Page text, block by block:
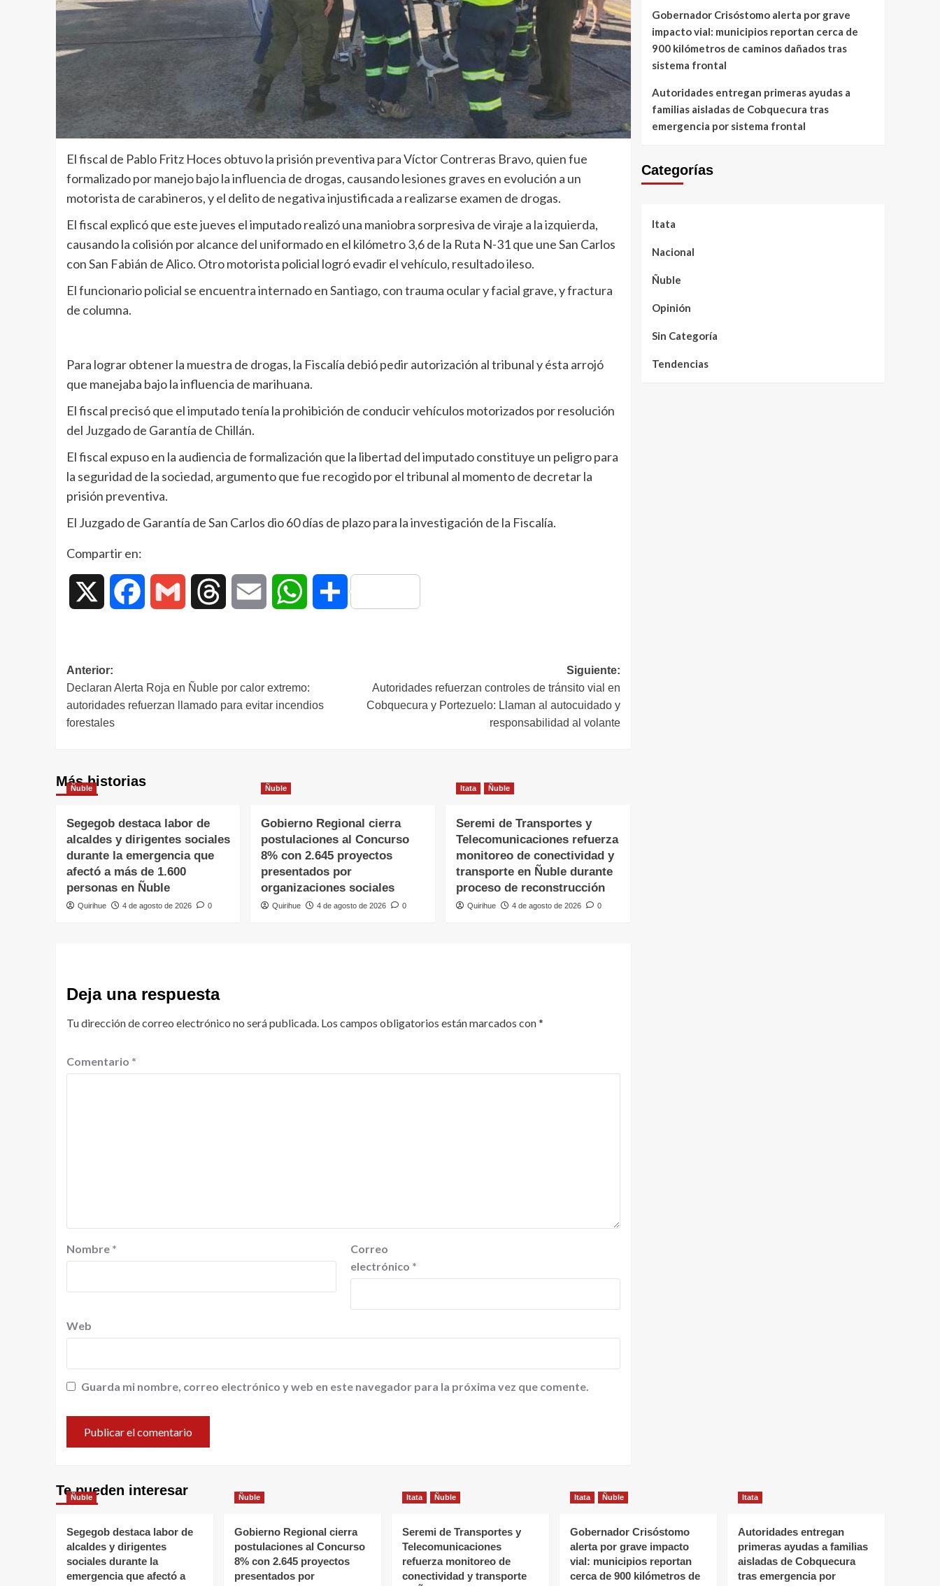
El fiscal de Pablo Fritz Hoces obtuvo la prisión preventiva para Víctor Contreras Bravo, quien fue
formalizado por manejo bajo la influencia de drogas, causando lesiones graves en evolución a un
motorista de carabineros, y el delito de negativa injustificada a realizarse examen de drogas.
El fiscal explicó que este jueves el imputado realizó una maniobra sorpresiva de viraje a la izquierda,
causando la colisión por alcance del uniformado en el kilómetro 3,6 de la Ruta N-31 que une San Carlos
con San Fabián de Alico. Otro motorista policial logró evadir el vehículo, resultado ileso.
El funcionario policial se encuentra internado en Santiago, con trauma ocular y facial grave, y fractura
de columna.
Para lograr obtener la muestra de drogas, la Fiscalía debió pedir autorización al tribunal y ésta arrojó
que manejaba bajo la influencia de marihuana.
El fiscal precisó que el imputado tenía la prohibición de conducir vehículos motorizados por resolución
del Juzgado de Garantía de Chillán.
El fiscal expuso en la audiencia de formalización que la libertad del imputado constituye un peligro para
la seguridad de la sociedad, argumento que fue recogido por el tribunal al momento de decretar la
prisión preventiva.
El Juzgado de Garantía de San Carlos dio 60 días de plazo para la investigación de la Fiscalía.
Compartir en:
Facebook Gmail Threads Email WhatsAppCompartir
Anterior:
Declaran Alerta Roja en Ñuble por calor extremo:
autoridades refuerzan llamado para evitar incendios
forestales
Siguiente:
Autoridades refuerzan controles de tránsito vial en
Cobquecura y Portezuelo: Llaman al autocuidado y
responsabilidad al volante
Más historias
Ñuble
Segegob destaca labor de
alcaldes y dirigentes sociales
durante la emergencia que
afectó a más de 1.600
personas en Ñuble
Quirihue 4 de agosto de 2026 0
Ñuble
Gobierno Regional cierra
postulaciones al Concurso
8% con 2.645 proyectos
presentados por
organizaciones sociales
Quirihue 4 de agosto de 2026 0
Itata Ñuble
Seremi de Transportes y
Telecomunicaciones refuerza
monitoreo de conectividad y
transporte en Ñuble durante
proceso de reconstrucción
Quirihue 4 de agosto de 2026 0
Deja una respuesta
Tu dirección de correo electrónico no será publicada. Los campos obligatorios están marcados con*
Comentario *
Nombre *
Correo
electrónico *
Web
Guarda mi nombre, correo electrónico y web en este navegador para la próxima vez que comente.
Gobernador Crisóstomo alerta por grave
impacto vial: municipios reportan cerca de
900 kilómetros de caminos dañados tras
sistema frontal
Autoridades entregan primeras ayudas a
familias aisladas de Cobquecura tras
emergencia por sistema frontal
Categorías
Itata
Nacional
Ñuble
Opinión
Sin Categoría
Tendencias
Te pueden interesar
Ñuble
Segegob destaca labor de
alcaldes y dirigentes
sociales durante la
emergencia que afectó a
Ñuble
Gobierno Regional cierra
postulaciones al Concurso
8% con 2.645 proyectos
presentados por
Itata Ñuble
Seremi de Transportes y
Telecomunicaciones
refuerza monitoreo de
conectividad y transporte
Itata Ñuble
Gobernador Crisóstomo
alerta por grave impacto
vial: municipios reportan
cerca de 900 kilómetros de
Itata
Autoridades entregan
primeras ayudas a familias
aisladas de Cobquecura
tras emergencia por